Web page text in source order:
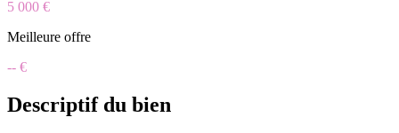
5 000 €
Meilleure offre
-- €
Descriptif du bien